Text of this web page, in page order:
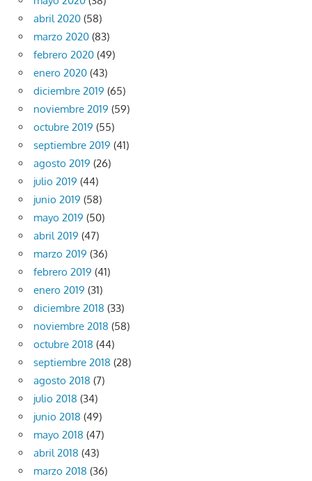
abril 2020 (58)
marzo 2020 (83)
febrero 2020 (49)
enero 2020 (43)
diciembre 2019 (65)
noviembre 2019 (59)
octubre 2019 (55)
septiembre 2019 (41)
agosto 2019 (26)
julio 2019 (44)
junio 2019 (58)
mayo 2019 (50)
abril 2019 (47)
marzo 2019 (36)
febrero 2019 (41)
enero 2019 (31)
diciembre 2018 (33)
noviembre 2018 (58)
octubre 2018 (44)
septiembre 2018 (28)
agosto 2018 (7)
julio 2018 (34)
junio 2018 (49)
mayo 2018 (47)
abril 2018 (43)
marzo 2018 (36)